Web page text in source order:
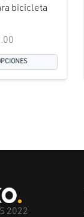
bicicleta
actual es:
S/ 180.00.
2022